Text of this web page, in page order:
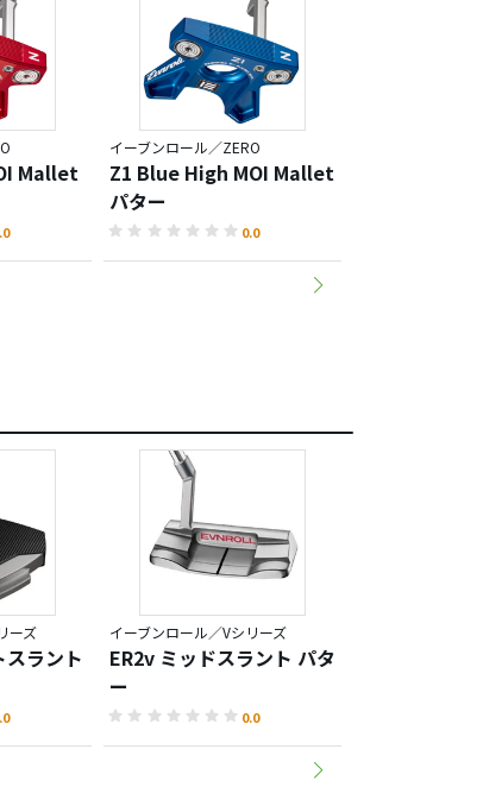
Mallet
イーブンロール／ZERO
Z1 Blue High MOI Mallet
パター
0.0
ーズ
ラント
イーブンロール／Vシリーズ
ER2v ミッドスラント パタ
ー
0.0